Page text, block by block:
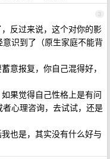
3
反过来说，这个对你的影
识到了（原生家庭不能背
意报复，你自己混得好，
果觉得自己性格上是有问
心理咨询，去试试，还是
也是，其实没有什么好与